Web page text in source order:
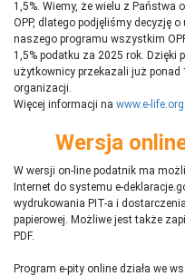
1,5%. Wiemy, że wielu z Państwa
OPP, dlatego podjęliśmy decyzję
naszego programu wszystkim
1,5% podatku za 2025 rok. Dzięki
użytkownicy przekazali już ponad
organizacji.
Więcej informacji na www.e-
Wersja
W wersji on-line podatnik ma
Internet do systemu e-
wydrukowania PIT-a i
papierowej. Możliwe jest także
PDF.
Program e-pity online działa we